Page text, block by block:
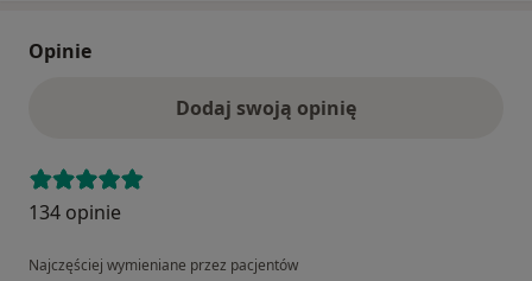
Opinie
Dodaj swoją opinię
134 opinie
Najczęściej wymieniane przez pacjentów